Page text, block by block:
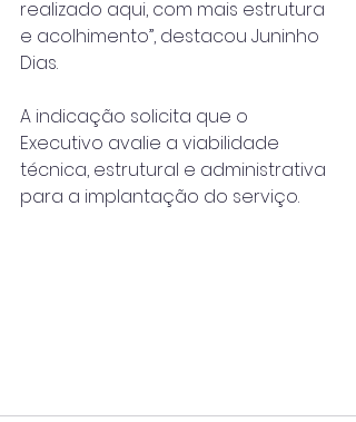
realizado aqui, com mais estrutura
e acolhimento”, destacou Juninho
Dias.
A indicação solicita que o
Executivo avalie a viabilidade
técnica, estrutural e administrativa
para a implantação do serviço.